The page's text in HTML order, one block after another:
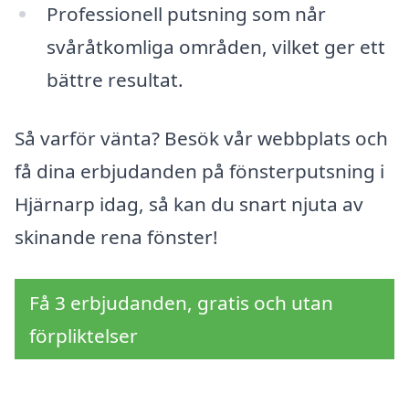
Professionell putsning som når
svåråtkomliga områden, vilket ger ett
bättre resultat.
Så varför vänta? Besök vår webbplats och
få dina erbjudanden på fönsterputsning i
Hjärnarp idag, så kan du snart njuta av
skinande rena fönster!
Få 3 erbjudanden, gratis och utan
förpliktelser